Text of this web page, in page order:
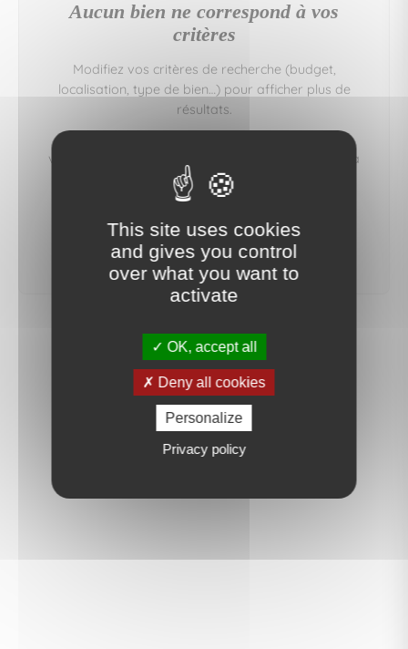
Aucun bien ne correspond à vos
critères
Modifiez vos critères de recherche (budget,
localisation, type de bien…) pour afficher plus de
résultats.
Vous pouvez aussi créer une alerte e‑mail : nous
vous préviendrons dès qu'un bien correspondant à
votre recherche sera mis en ligne.
créer une alerte
This site uses cookies
and gives you control
over what you want to
activate
OK, accept all
Deny all cookies
Personalize
Privacy policy